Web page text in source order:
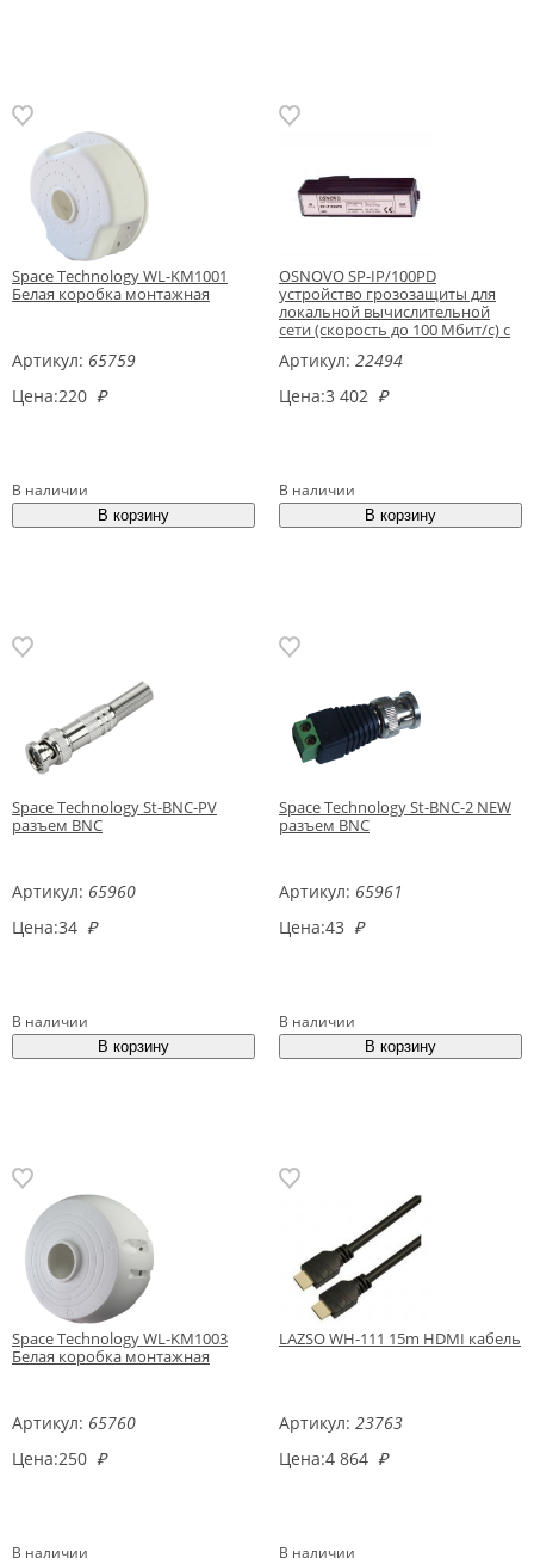
Space Technology WL-KM1001
Белая коробка монтажная
Артикул: 65759
Цена:220 ₽
В наличии
OSNOVO SP-IP/100PD
устройство грозозащиты для
локальной вычислительной
сети (скорость до 100 Мбит/с) с
Артикул: 22494
Цена:3 402 ₽
В наличии
Space Technology St-BNC-PV
разъем BNC
Артикул: 65960
Цена:34 ₽
В наличии
Space Technology St-BNC-2 NEW
разъем BNC
Артикул: 65961
Цена:43 ₽
В наличии
Space Technology WL-KM1003
Белая коробка монтажная
Артикул: 65760
Цена:250 ₽
В наличии
LAZSO WH-111 15m HDMI кабель
Артикул: 23763
Цена:4 864 ₽
В наличии